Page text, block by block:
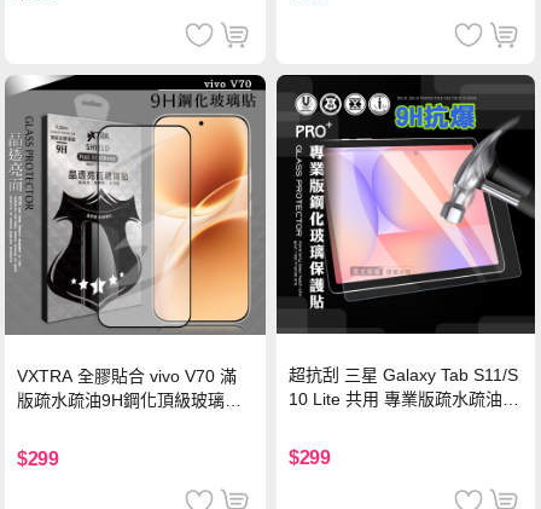
VXTRA 全膠貼合 vivo V70 滿
版疏水疏油9H鋼化頂級玻璃貼
$299
超抗刮 三星 Galaxy Tab S11/S
10 Lite 共用 專業版疏水疏油9
$299